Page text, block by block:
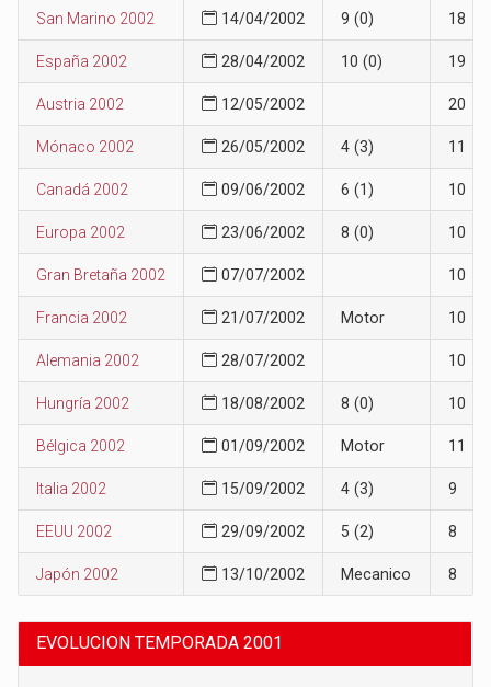
San Marino 2002 14/04/2002 9 (0) 18
España 2002 28/04/2002 10 (0) 19
Austria 2002 12/05/2002 20
Mónaco 2002 26/05/2002 4 (3) 11
Canadá 2002 09/06/2002 6 (1) 10
Europa 2002 23/06/2002 8 (0) 10
Gran Bretaña 2002 07/07/2002 10
Francia 2002 21/07/2002 Motor 10
Alemania 2002 28/07/2002 10
Hungría 2002 18/08/2002 8 (0) 10
Bélgica 2002 01/09/2002 Motor 11
Italia 2002 15/09/2002 4 (3) 9
EEUU 2002 29/09/2002 5 (2) 8
Japón 2002 13/10/2002 Mecanico 8
EVOLUCION TEMPORADA 2001